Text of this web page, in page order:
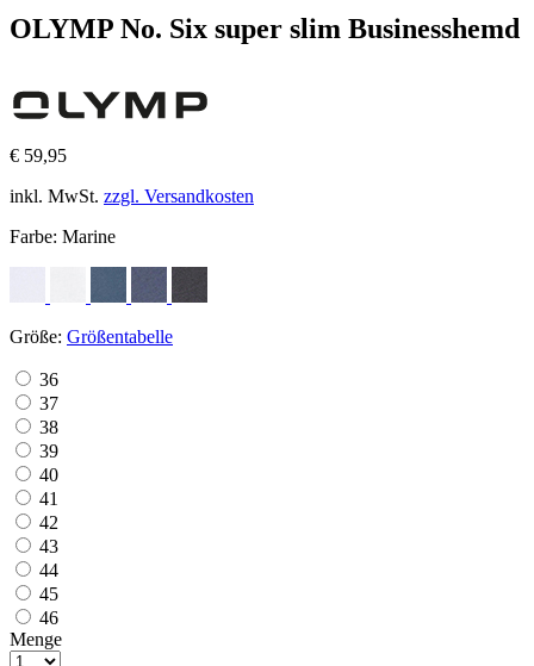
OLYMP No. Six super slim Businesshemd
€ 59,95
inkl. MwSt. zzgl. Versandkosten
Farbe: Marine
Größe: Größentabelle
36
37
38
39
40
41
42
43
44
45
46
Menge